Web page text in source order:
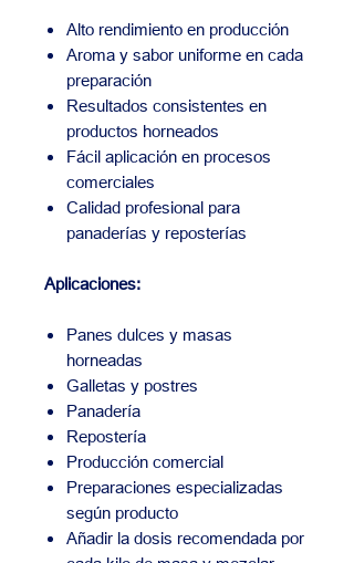
Alto rendimiento en producción
Aroma y sabor uniforme en cada
preparación
Resultados consistentes en
productos horneados
Fácil aplicación en procesos
comerciales
Calidad profesional para
panaderías y reposterías
Aplicaciones:
Panes dulces y masas
horneadas
Galletas y postres
Panadería
Repostería
Producción comercial
Preparaciones especializadas
según producto
Añadir la dosis recomendada por